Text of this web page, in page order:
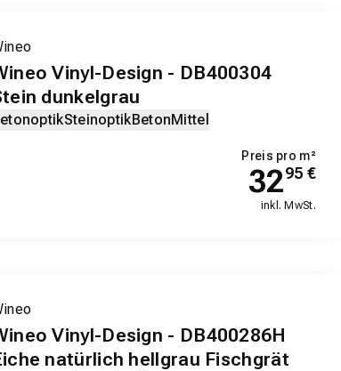
Vinyl-Design - DB400304
dunkelgrau
SteinoptikBetonMittel
Preis pro m²
3295 €
inkl. MwSt.
Vinyl-Design - DB400286H
natürlich hellgrau Fischgrät